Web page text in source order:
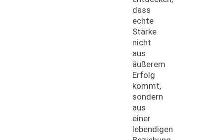
dass
echte
Stärke
nicht
aus
äußerem
Erfolg
kommt,
sondern
aus
einer
lebendigen